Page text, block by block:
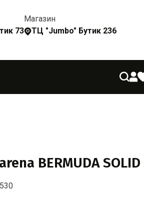
73
Магазин
ТЦ "Jumbo" Бутик 236
BERMUDA